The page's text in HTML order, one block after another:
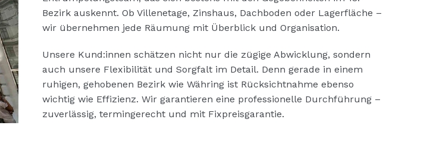
Bezirk auskennt. Ob Villenetage, Zinshaus, Dachboden oder Lagerfläche –
wir übernehmen jede Räumung mit Überblick und Organisation.
Unsere Kund:innen schätzen nicht nur die zügige Abwicklung, sondern
auch unsere Flexibilität und Sorgfalt im Detail. Denn gerade in einem
ruhigen, gehobenen Bezirk wie Währing ist Rücksichtnahme ebenso
wichtig wie Effizienz. Wir garantieren eine professionelle Durchführung –
zuverlässig, termingerecht und mit Fixpreisgarantie.